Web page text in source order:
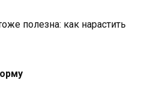
полезна: как нарастить